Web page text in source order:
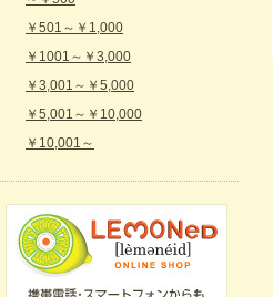
￥501～￥1,000
￥1001～￥3,000
￥3,001～￥5,000
￥5,001～￥10,000
￥10,001～